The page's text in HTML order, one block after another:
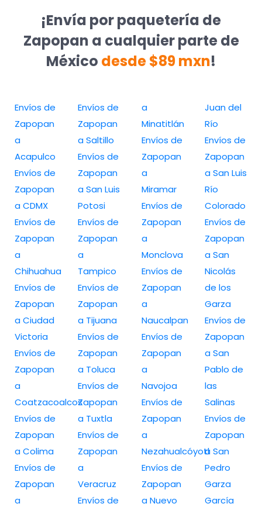
¡Envía por paquetería de
Zapopan a cualquier parte de
México desde $89 mxn!
Envíos de
Zapopan
a
Acapulco
Envíos de
Zapopan
a CDMX
Envíos de
Zapopan
a
Chihuahua
Envíos de
Zapopan
a Ciudad
Victoria
Envíos de
Zapopan
a
Coatzacoalcos
Envíos de
Zapopan
a Colima
Envíos de
Zapopan
a
Envíos de
Zapopan
a Saltillo
Envíos de
Zapopan
a San Luis
Potosi
Envíos de
Zapopan
a
Tampico
Envíos de
Zapopan
a Tijuana
Envíos de
Zapopan
a Toluca
Envíos de
Zapopan
a Tuxtla
Envíos de
Zapopan
a
Veracruz
Envíos de
a
Minatitlán
Envíos de
Zapopan
a
Miramar
Envíos de
Zapopan
a
Monclova
Envíos de
Zapopan
a
Naucalpan
Envíos de
Zapopan
a
Navojoa
Envíos de
Zapopan
a
Nezahualcóyotl
Envíos de
Zapopan
a Nuevo
Juan del
Río
Envíos de
Zapopan
a San Luis
Río
Colorado
Envíos de
Zapopan
a San
Nicolás
de los
Garza
Envíos de
Zapopan
a San
Pablo de
las
Salinas
Envíos de
Zapopan
a San
Pedro
Garza
García